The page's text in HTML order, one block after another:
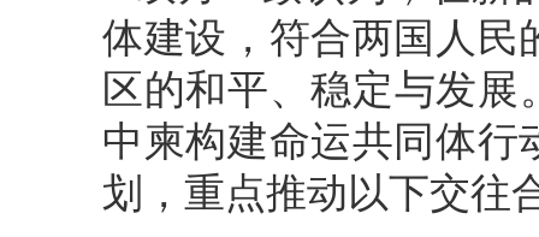
体建设，符合两国人民
区的和平、稳定与发展
中柬构建命运共同体行
划，重点推动以下交往